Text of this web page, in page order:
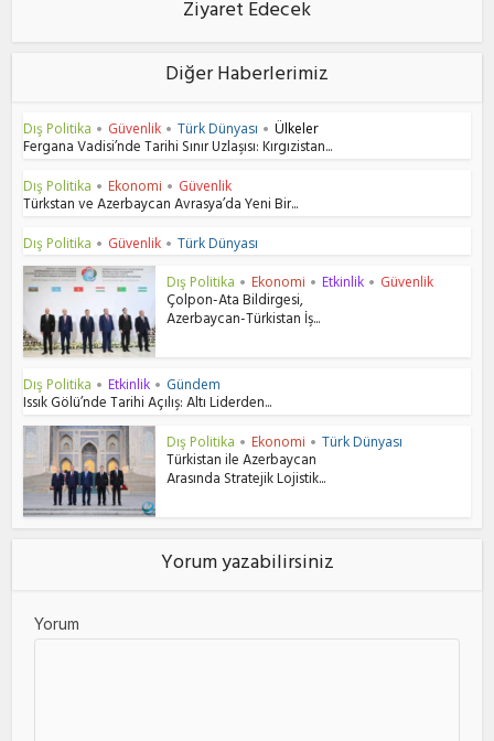
Ziyaret Edecek
Diğer Haberlerimiz
Dış Politika • Güvenlik • Türk Dünyası • Ülkeler
Fergana Vadisi’nde Tarihi Sınır Uzlaşısı: Kırgızistan...
Dış Politika • Ekonomi • Güvenlik
Türkstan ve Azerbaycan Avrasya’da Yeni Bir...
Dış Politika • Güvenlik • Türk Dünyası
Dış Politika • Ekonomi • Etkinlik • Güvenlik
Çolpon-Ata Bildirgesi,
Azerbaycan-Türkistan İş...
Dış Politika • Etkinlik • Gündem
Issık Gölü’nde Tarihi Açılış: Altı Liderden...
Dış Politika • Ekonomi • Türk Dünyası
Türkistan ile Azerbaycan
Arasında Stratejik Lojistik...
Yorum yazabilirsiniz
Yorum